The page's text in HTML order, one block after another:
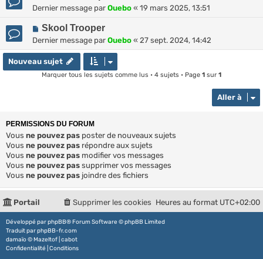
Dernier message par Ouebo « 19 mars 2025, 13:51
Skool Trooper
Dernier message par Ouebo « 27 sept. 2024, 14:42
Nouveau sujet
Marquer tous les sujets comme lus • 4 sujets • Page 1 sur 1
Aller à
PERMISSIONS DU FORUM
Vous ne pouvez pas poster de nouveaux sujets
Vous ne pouvez pas répondre aux sujets
Vous ne pouvez pas modifier vos messages
Vous ne pouvez pas supprimer vos messages
Vous ne pouvez pas joindre des fichiers
Portail Heures au format UTC+02:00
Supprimer les cookies
Développé parphpBB® Forum Software © phpBB Limited
Traduit parphpBB-fr.com
damaïo ©Mazeltof cabot
Confidentialité Conditions